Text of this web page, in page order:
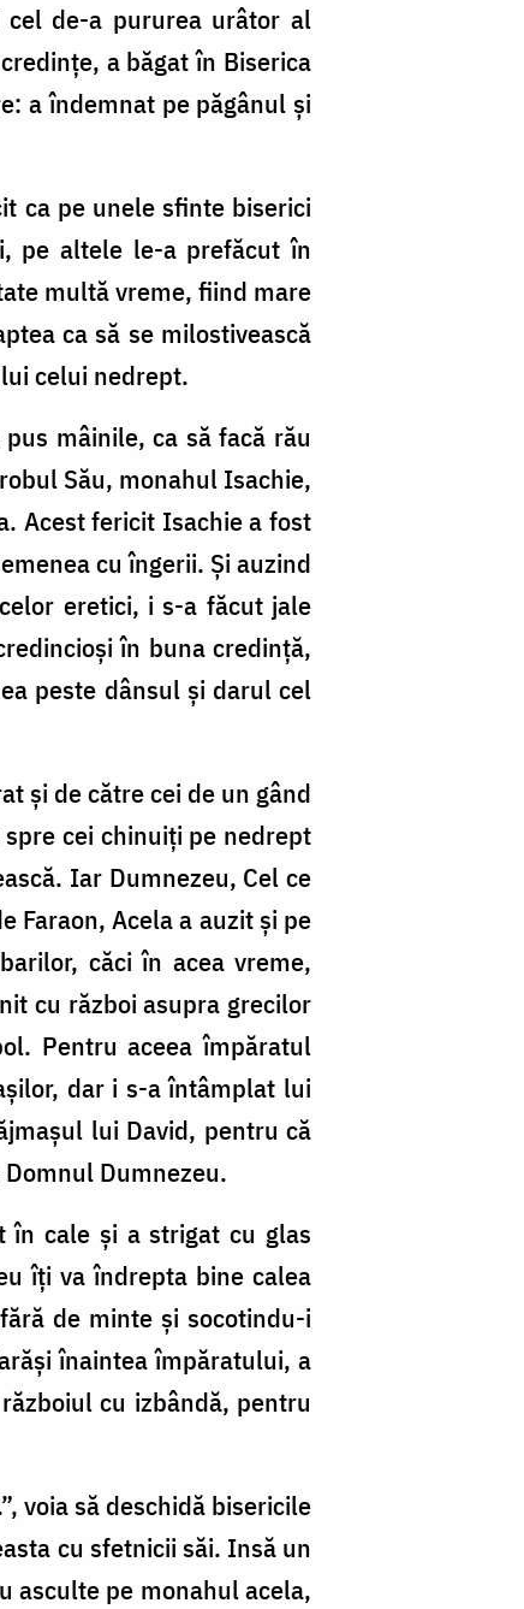
de-a pururea urâtor al
a băgat în Biserica
a îndemnat pe păgânul și
ca pe unele sfinte biserici
pe altele le-a prefăcut în
multă vreme, fiind mare
ca să se milostivească
celui nedrept.
mâinile, ca să facă rău
Său, monahul Isachie,
Acest fericit Isachie a fost
cu îngerii. Și auzind
eretici, i s-a făcut jale
în buna credință,
peste dânsul și darul cel
și de către cei de un gând
cei chinuiți pe nedrept
Iar Dumnezeu, Cel ce
Faraon, Acela a auzit și pe
căci în acea vreme,
cu război asupra grecilor
Pentru aceea împăratul
dar i s-a întâmplat lui
lui David, pentru că
Dumnezeu.
în cale și a strigat cu glas
îți va îndrepta bine calea
de minte și socotindu-i
înaintea împăratului, a
cu izbândă, pentru
voia să deschidă bisericile
cu sfetnicii săi. Insă un
asculte pe monahul acela,